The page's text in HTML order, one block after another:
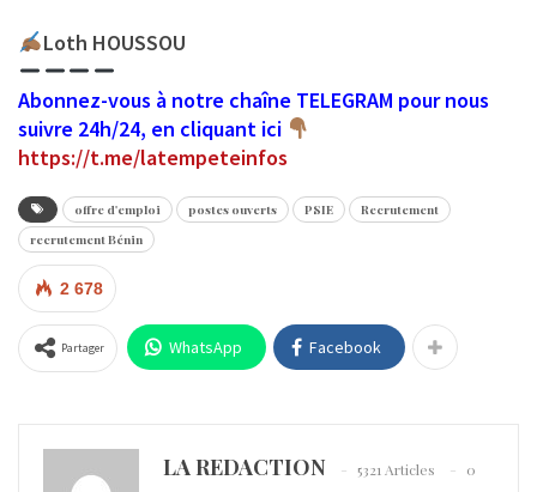
Loth HOUSSOU
Abonnez-vous à notre chaîne TELEGRAM pour nous
suivre 24h/24, en cliquant ici
https://t.me/latempeteinfos
offre d'emploi postes ouverts PSIE
Recrutement
recrutement Bénin
2 678
Partager WhatsApp Facebook
LA REDACTION 5321 Articles
0